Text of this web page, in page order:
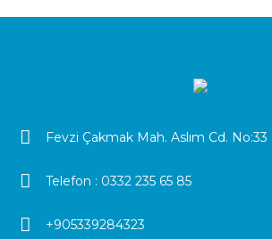
Fevzi Çakmak Mah. Aslım Cd.
Telefon : 0332 235 65 85
+905339284323